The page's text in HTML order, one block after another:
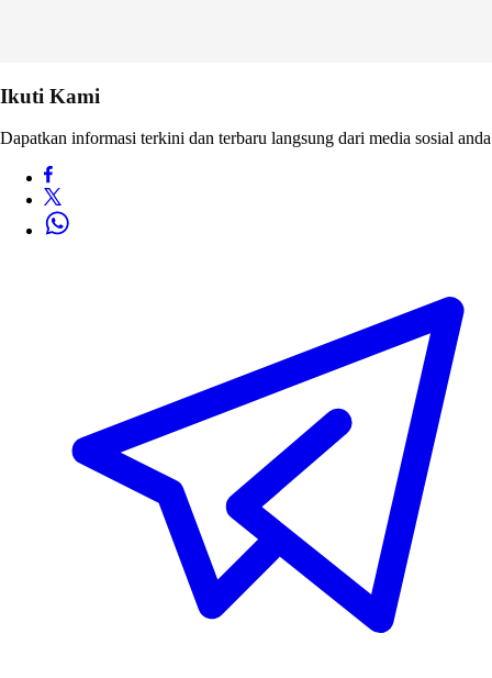
Ikuti Kami
Dapatkan informasi terkini dan terbaru langsung dari media sosial anda